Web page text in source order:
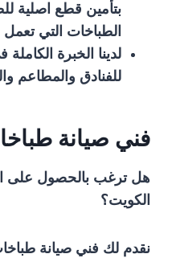
بتأمين قطع اصلية
الطباخات التي
لدينا الخبرة
للفنادق والمطاعم
فني صيانة
هل ترغب بالحصول على
الكويت؟
نقدم لك فني صيانة